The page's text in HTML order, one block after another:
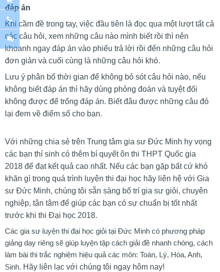
đáp án
Khi cầm đề trong tay, việc đầu tiên là đọc qua một lượt tất cả
các câu hỏi, xem những câu nào mình biết rồi thì nên
khoanh ngay đáp án vào phiếu trả lời rồi đến những câu hỏi
đơn giản và cuối cùng là những câu hỏi khó.
Lưu ý phân bổ thời gian để không bỏ sót câu hỏi nào, nếu
không biết đáp án thì hãy dùng phỏng đoán và tuyệt đối
không được để trống đáp án. Biết đâu được những câu đó
lại đem về điểm số cho bạn.
Với những chia sẻ trên Trung tâm gia sư Đức Minh hy vọng
các bạn thí sinh có thêm bí quyết ôn thi THPT Quốc gia
2018 để đạt kết quả cao nhất. Nếu các bạn gặp bất cứ khó
khăn gì trong quá trình luyện thi đại học hãy liên hệ với Gia
sư Đức Minh, chúng tôi sẵn sàng bố trí gia sư giỏi, chuyên
nghiệp, tận tâm để giúp các bạn có sự chuẩn bị tốt nhất
trước khi thi Đại học 2018.
Các gia sư luyện thi đại học giỏi tại Đức Minh có phương pháp
giảng dạy riêng sẽ giúp luyện tập cách giải đề nhanh chóng, cách
làm bài thi trắc nghiệm hiệu quả các môn: Toán, Lý, Hóa, Anh,
Sinh. Hãy liên lạc với chúng tôi ngay hôm nay!